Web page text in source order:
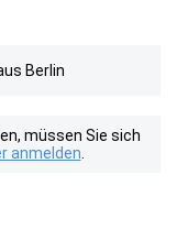
Berlin
müssen Sie sich
anmelden